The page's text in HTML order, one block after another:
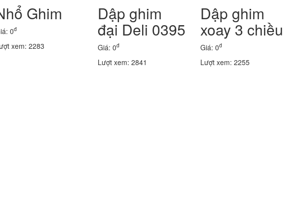
Ghim
0đ
xem: 2283
Dập ghim
đại Deli 0395
Giá: 0đ
Lượt xem: 2841
Dập ghim
xoay 3 chiều
Giá: 0đ
Lượt xem: 2255